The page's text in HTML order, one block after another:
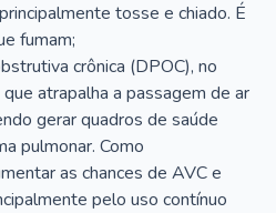
tosse e chiado. É
fumam;
crônica (DPOC), no
atrapalha a passagem de ar
gerar quadros de saúde
pulmonar. Como
as chances de AVC e
pelo uso contínuo